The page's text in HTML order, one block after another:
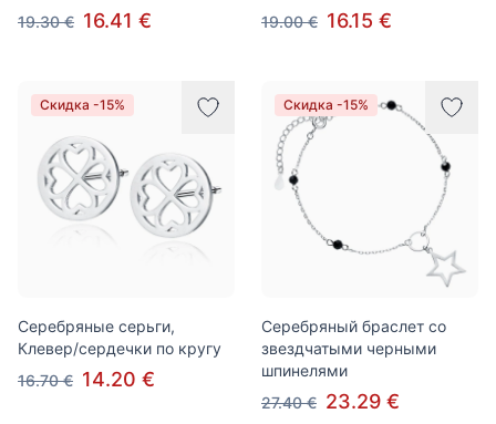
19.30 € 16.41 €
19.00 € 16.15 €
Скидка -15%
Серебряные серьги,
Клевер/сердечки по кругу
16.70 € 14.20 €
Скидка -15%
Серебряный браслет со
звездчатыми черными
шпинелями
27.40 € 23.29 €